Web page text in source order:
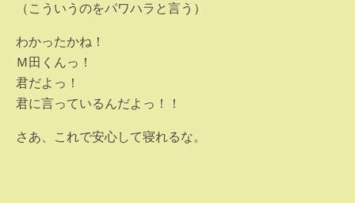
（こういうのをパワハラと言う）
わかったかね！
Ｍ田くんっ！
君だよっ！
君に言っているんだよっ！！
さあ、これで安心して寝れるな。